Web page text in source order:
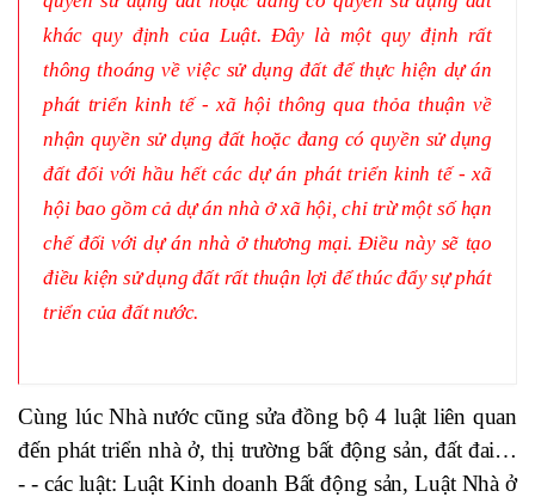
khác quy định của Luật. Đây là một quy định rất
thông thoáng về việc sử dụng đất để thực hiện dự án
phát triển kinh tế - xã hội thông qua thỏa thuận về
nhận quyền sử dụng đất hoặc đang có quyền sử dụng
đất đối với hầu hết các dự án phát triển kinh tế - xã
hội bao gồm cả dự án nhà ở xã hội, chỉ trừ một số hạn
chế đối với dự án nhà ở thương mại. Điều này sẽ tạo
điều kiện sử dụng đất rất thuận lợi để thúc đẩy sự phát
triển của đất nước.
Cùng lúc Nhà nước cũng sửa đồng bộ 4 luật liên quan
đến phát triển nhà ở, thị trường bất động sản, đất đai…
- - các luật: Luật Kinh doanh Bất động sản, Luật Nhà ở